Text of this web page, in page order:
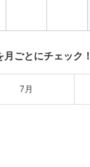
ごとにチェック！
7月